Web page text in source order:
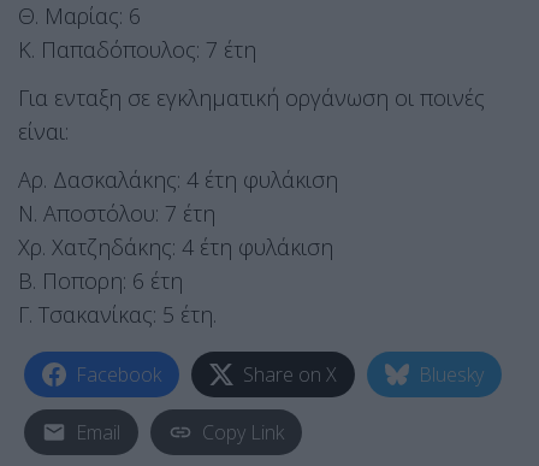
Θ. Μαρίας: 6
Κ. Παπαδόπουλος: 7 έτη
Για ενταξη σε εγκληματική οργάνωση οι ποινές
είναι:
Αρ. Δασκαλάκης: 4 έτη φυλάκιση
Ν. Αποστόλου: 7 έτη
Χρ. Χατζηδάκης: 4 έτη φυλάκιση
Β. Ποπορη: 6 έτη
Γ. Τσακανίκας: 5 έτη.
Facebook Share on X Bluesky
Email Copy Link